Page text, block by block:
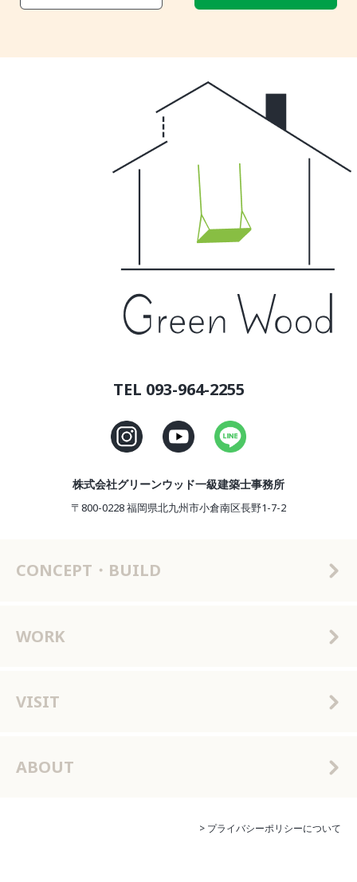
TEL 093-964-2255
株式会社グリーンウッド一級建築士事務所
〒800-0228 福岡県北九州市小倉南区長野1-7-2
CONCEPT・BUILD
WORK
VISIT
ABOUT
> プライバシーポリシーについて